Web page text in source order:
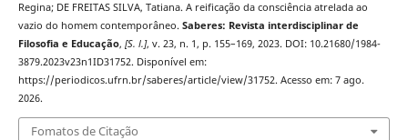
Regina; DE FREITAS SILVA, Tatiana. A reificação da consciência atrelada ao
vazio do homem contemporâneo. Saberes: Revista interdisciplinar de
Filosofia e Educação, [S. l.], v. 23, n. 1, p. 155–169, 2023. DOI: 10.21680/1984-
3879.2023v23n1ID31752. Disponível em:
https://periodicos.ufrn.br/saberes/article/view/31752. Acesso em: 7 ago.
2026.
Fomatos de Citação